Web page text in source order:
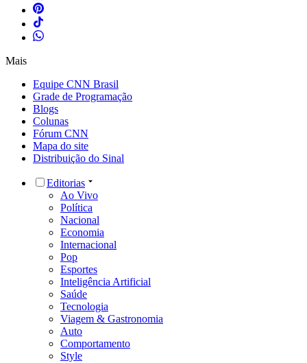
Mais
Equipe CNN Brasil
Grade de Programação
Blogs
Colunas
Fórum CNN
Mapa do site
Distribuição do Sinal
Editorias
Ao Vivo
Política
Nacional
Economia
Internacional
Pop
Esportes
Inteligência Artificial
Saúde
Tecnologia
Viagem & Gastronomia
Auto
Comportamento
Style